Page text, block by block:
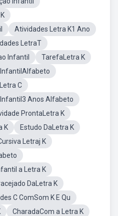
Atividades Letra K1 Ano
LetraT
Infantil
TarefaLetra K
C
Anos Alfabeto
ProntaLetra K
K
Estudo DaLetra K
Letraj K
a Letra K
DaLetra K
C ComSom K E Qu
CharadaCom a Letra K